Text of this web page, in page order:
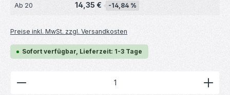
Ab 20 14,35 € -14,84 %
Preise inkl. MwSt. zzgl. Versandkosten
Sofort verfügbar, Lieferzeit: 1-3 Tage
Produkt Anzahl: Gib den gewünschten Wert ein